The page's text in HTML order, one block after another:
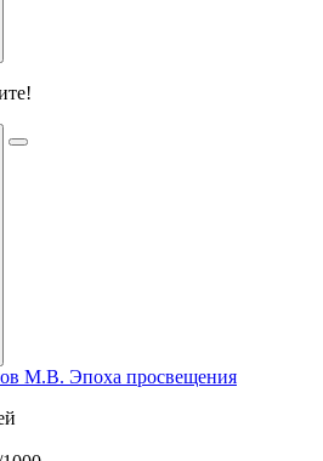
М.В. Эпоха просвещения